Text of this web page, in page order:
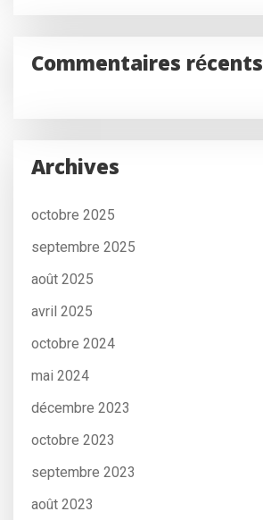
Commentaires récents
Archives
octobre 2025
septembre 2025
août 2025
avril 2025
octobre 2024
mai 2024
décembre 2023
octobre 2023
septembre 2023
août 2023